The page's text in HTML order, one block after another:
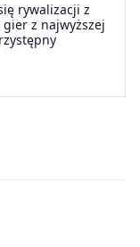
rywalizacji z
gier z najwyższej